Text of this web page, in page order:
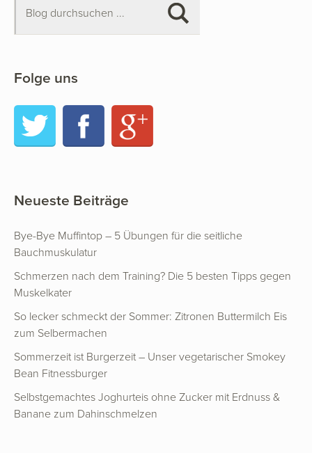
Folge uns
Twitter Facebook
Neueste Beiträge
Bye-Bye Muffintop – 5 Übungen für die seitliche
Bauchmuskulatur
Schmerzen nach dem Training? Die 5 besten Tipps gegen
Muskelkater
So lecker schmeckt der Sommer: Zitronen Buttermilch Eis
zum Selbermachen
Sommerzeit ist Burgerzeit – Unser vegetarischer Smokey
Bean Fitnessburger
Selbstgemachtes Joghurteis ohne Zucker mit Erdnuss &
Banane zum Dahinschmelzen